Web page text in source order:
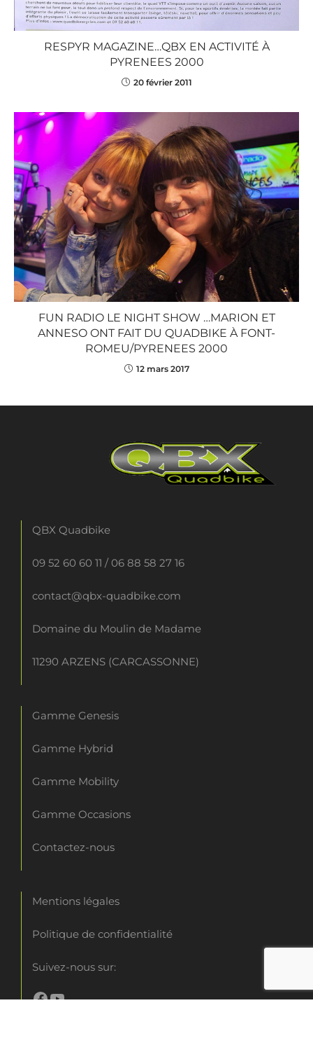
RESPYR MAGAZINE…QBX EN ACTIVITÉ À
PYRENEES 2000
20 février 2011
FUN RADIO LE NIGHT SHOW …MARION ET
ANNESO ONT FAIT DU QUADBIKE À FONT-
ROMEU/PYRENEES 2000
12 mars 2017
QBX Quadbike
09 52 60 60 11 / 06 88 58 27 16
contact@qbx-quadbike.com
Domaine du Moulin de Madame
11290 ARZENS (CARCASSONNE)
Gamme Genesis
Gamme Hybrid
Gamme Mobility
Gamme Occasions
Contactez-nous
Mentions légales
Politique de confidentialité
Suivez-nous sur: